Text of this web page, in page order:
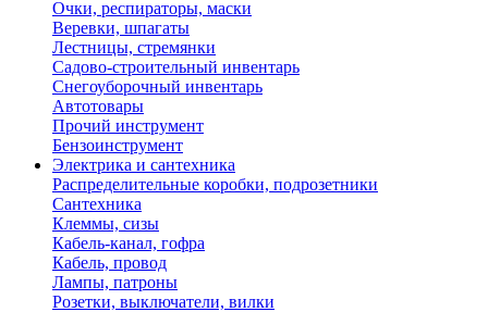
Очки, респираторы, маски
Веревки, шпагаты
Лестницы, стремянки
Садово-строительный инвентарь
Снегоуборочный инвентарь
Автотовары
Прочий инструмент
Бензоинструмент
Электрика и сантехника
Распределительные коробки, подрозетники
Сантехника
Клеммы, сизы
Кабель-канал, гофра
Кабель, провод
Лампы, патроны
Розетки, выключатели, вилки